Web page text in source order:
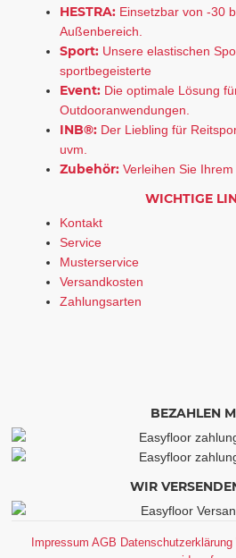
HESTRA: Einsetzbar von -30
Außenbereich.
Sport: Unsere elastischen
sportbegeisterte
Event: Die optimale Lösung
Outdooranwendungen.
INB®: Der Liebling für
uvm.
Zubehör: Verleihen Sie
WICHTIGE
Kontakt
Service
Musterservice
Versandkosten
Zahlungsarten
BEZAHLEN
WIR
Impressum AGB Datenschutzerklärung